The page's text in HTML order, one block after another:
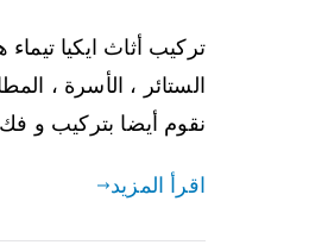
تركيب أثاث ايكيا
الستائر ، الأسرة ،
نقوم أيضا بتركيب و فك
اقرأ المزيد